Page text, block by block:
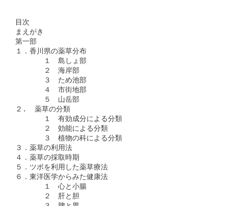
目次
まえがき
第一部
１．香川県の薬草分布
１　島しょ部
２　海岸部
３　ため池部
４　市街地部
５　山岳部
２.  薬草の分類
１　有効成分による分類
２　効能による分類
３　植物の科による分類
３．薬草の利用法
４．薬草の採取時期
５．ツボを利用した薬草療法
６．東洋医学からみた健康法
１　心と小腸
２　肝と胆